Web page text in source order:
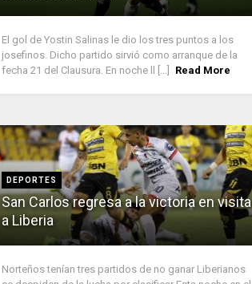
El gol de Yostin Salinas le dio los tres puntos a los
josefinos. Dicho partido sirvió como arranque de la
fecha 21 del Clausura. En noche ll [...]
Read More
DEPORTES
San Carlos regresa a la victoria en visita
a Liberia
Norteños tenían tres partidos de no ganar Liberianos